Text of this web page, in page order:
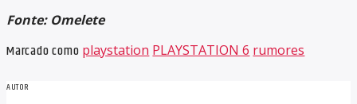
Fonte: Omelete
Marcado como playstation PLAYSTATION 6 rumores
AUTOR